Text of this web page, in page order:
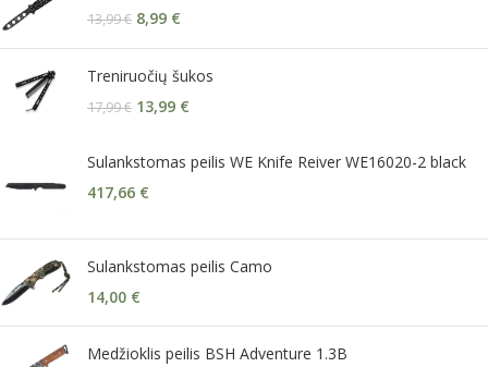
13,99€ 8,99 €
Treniruočių šukos
17,99€ 13,99 €
Sulankstomas peilis WE Knife Reiver WE16020-2 black
417,66 €
Sulankstomas peilis Camo
14,00 €
Medžioklis peilis BSH Adventure 1.3B